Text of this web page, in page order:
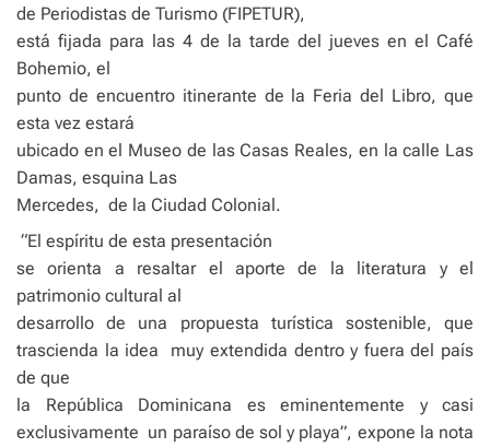
de Periodistas de Turismo (FIPETUR),
está fijada para las 4 de la tarde del jueves en el Café
Bohemio, el
punto de encuentro itinerante de la Feria del Libro, que
esta vez estará
ubicado en el Museo de las Casas Reales, en la calle Las
Damas, esquina Las
Mercedes, de la Ciudad Colonial.
“El espíritu de esta presentación
se orienta a resaltar el aporte de la literatura y el
patrimonio cultural al
desarrollo de una propuesta turística sostenible, que
trascienda la idea
muy extendida dentro y fuera del país
de que
la República Dominicana es eminentemente y casi
exclusivamente un paraíso de sol y playa”, expone la nota